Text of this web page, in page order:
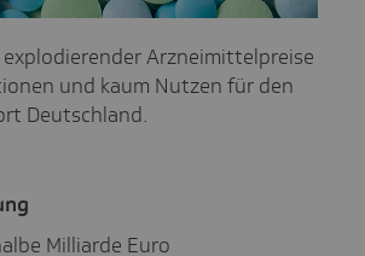
Arzneimittelpreise
und kaum Nutzen für den
Deutschland.
Milliarde Euro